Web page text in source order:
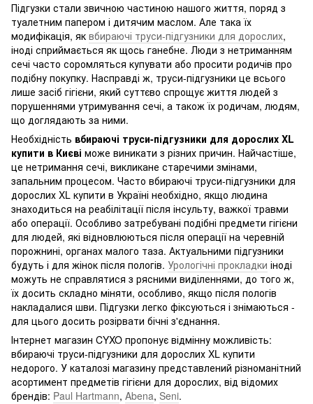
Підгузки стали звичною частиною нашого життя, поряд з
туалетним папером і дитячим маслом. Але така їх
модифікація, як вбираючі труси-підгузники для дорослих,
іноді сприймається як щось ганебне. Люди з нетриманням
сечі часто соромляться купувати або просити родичів про
подібну покупку. Насправді ж, труси-підгузники це всього
лише засіб гігієни, який суттєво спрощує життя людей з
порушеннями утримування сечі, а також їх родичам, людям,
що доглядають за ними.
Необхідність вбираючі труси-підгузники для дорослих XL
купити в Києві може виникати з різних причин. Найчастіше,
це нетримання сечі, викликане старечими змінами,
запальним процесом. Часто вбираючі труси-підгузники для
дорослих XL купити в Україні необхідно, якщо людина
знаходиться на реабілітації після інсульту, важкої травми
або операції. Особливо затребувані подібні предмети гігієни
для людей, які відновлюються після операції на черевній
порожнині, органах малого таза. Актуальними підгузники
будуть і для жінок після пологів. Урологічні прокладки іноді
можуть не справлятися з рясними виділеннями, до того ж,
їх досить складно міняти, особливо, якщо після пологів
накладалися шви. Підгузки легко фіксуються і знімаються -
для цього досить розірвати бічні з'єднання.
Інтернет магазин CYXO пропонує відмінну можливість:
вбираючі труси-підгузники для дорослих XL купити
недорого. У каталозі магазину представлений різноманітний
асортимент предметів гігієни для дорослих, від відомих
брендів: Paul Hartmann, Abena, Seni.